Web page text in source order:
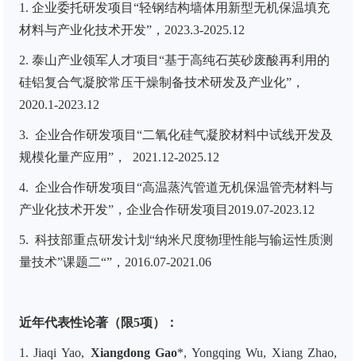
1. 企业委托研发项目“轻钢结构墙体用 新型无机保温填充
材料与产业化技术开发” ， 2023.3-2025.12
2. 泰山产业领军人才项目 “基于高纯石英砂废酸再利用的
硅铝复合气凝胶常压干燥制备技术研发及产业化”，
2020.1-2023.12
3. 企业合作研发项目“二氧化硅气凝胶材料中试线开发及
规模化量产应用” ， 2021.12-2025.12
4. 企业合作研发项目“高温蒸汽管道无机保温管壳材料与
产业化技术开发”， 企业合作研发项目 2019.07-2023.12
5. 科技部重点研发计划“纳米尺度物理性能与输运性质测
量技术”课题二“”， 2016.07-2021.06
近年代表性论著（限5项）：
1. Jiaqi Yao, Xiangdong Gao*, Yongqing Wu, Xiang Zhao,